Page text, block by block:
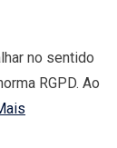
no sentido
RGPD. Ao